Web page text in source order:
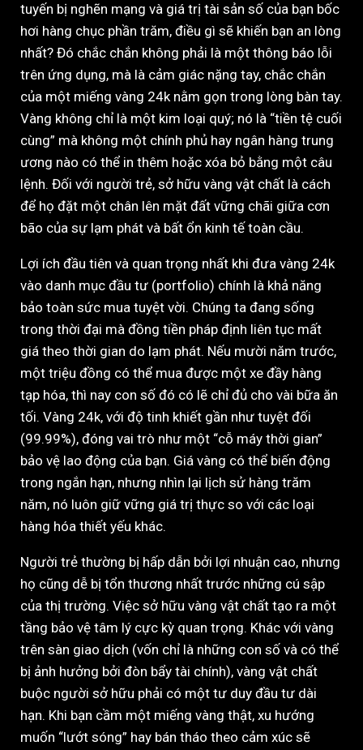
tuyến bị nghẽn mạng và giá trị tài sản số của bạn bốc
hơi hàng chục phần trăm, điều gì sẽ khiến bạn an lòng
nhất? Đó chắc chắn không phải là một thông báo lỗi
trên ứng dụng, mà là cảm giác nặng tay, chắc chắn
của một miếng vàng 24k nằm gọn trong lòng bàn tay.
Vàng không chỉ là một kim loại quý; nó là “tiền tệ cuối
cùng” mà không một chính phủ hay ngân hàng trung
ương nào có thể in thêm hoặc xóa bỏ bằng một câu
lệnh. Đối với người trẻ, sở hữu vàng vật chất là cách
để họ đặt một chân lên mặt đất vững chãi giữa cơn
bão của sự lạm phát và bất ổn kinh tế toàn cầu.
Lợi ích đầu tiên và quan trọng nhất khi đưa vàng 24k
vào danh mục đầu tư (portfolio) chính là khả năng
bảo toàn sức mua tuyệt vời. Chúng ta đang sống
trong thời đại mà đồng tiền pháp định liên tục mất
giá theo thời gian do lạm phát. Nếu mười năm trước,
một triệu đồng có thể mua được một xe đầy hàng
tạp hóa, thì nay con số đó có lẽ chỉ đủ cho vài bữa ăn
tối. Vàng 24k, với độ tinh khiết gần như tuyệt đối
(99.99%), đóng vai trò như một “cỗ máy thời gian”
bảo vệ lao động của bạn. Giá vàng có thể biến động
trong ngắn hạn, nhưng nhìn lại lịch sử hàng trăm
năm, nó luôn giữ vững giá trị thực so với các loại
hàng hóa thiết yếu khác.
Người trẻ thường bị hấp dẫn bởi lợi nhuận cao, nhưng
họ cũng dễ bị tổn thương nhất trước những cú sập
của thị trường. Việc sở hữu vàng vật chất tạo ra một
tầng bảo vệ tâm lý cực kỳ quan trọng. Khác với vàng
trên sàn giao dịch (vốn chỉ là những con số và có thể
bị ảnh hưởng bởi đòn bẩy tài chính), vàng vật chất
buộc người sở hữu phải có một tư duy đầu tư dài
hạn. Khi bạn cầm một miếng vàng thật, xu hướng
muốn “lướt sóng” hay bán tháo theo cảm xúc sẽ